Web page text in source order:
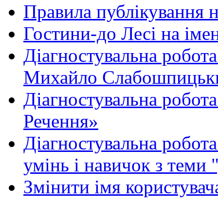
Правила публікування
Гостини-до Лесі на
Діагностувальна
Михайло
Діагностувальна
Речення»
Діагностувальна
умінь і навичок з теми
Змінити імя